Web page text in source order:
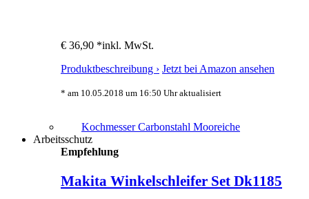
€ 36,90 *inkl. MwSt.
Produktbeschreibung › Jetzt bei Amazon ansehen
* am 10.05.2018 um 16:50 Uhr aktualisiert
Kochmesser Carbonstahl Mooreiche
Arbeitsschutz
Empfehlung
Makita Winkelschleifer Set Dk1185